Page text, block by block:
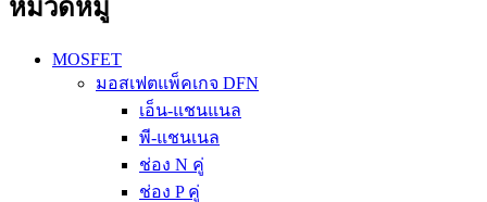
หมวดหมู่
MOSFET
มอสเฟตแพ็คเกจ DFN
เอ็น-แชนแนล
พี-แชนเนล
ช่อง N คู่
ช่อง P คู่